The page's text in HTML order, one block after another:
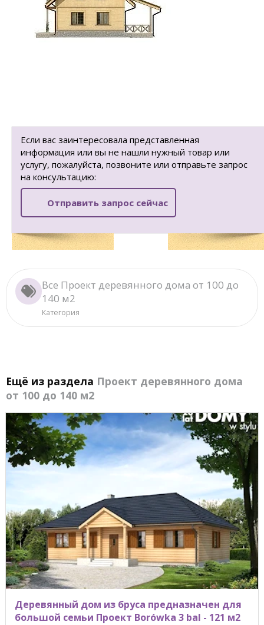
Если вас заинтересовала представленная
информация или вы не нашли нужный товар или
услугу, пожалуйста, позвоните или отправьте запрос
на консультацию:
Отправить запрос сейчас
Все Проект деревянного дома от 100 до
140 м2
Категория
Ещё из раздела Проект деревянного дома
от 100 до 140 м2
Деревянный дом из бруса предназначен для
большой семьи Проект Borówka 3 bal - 121 м2